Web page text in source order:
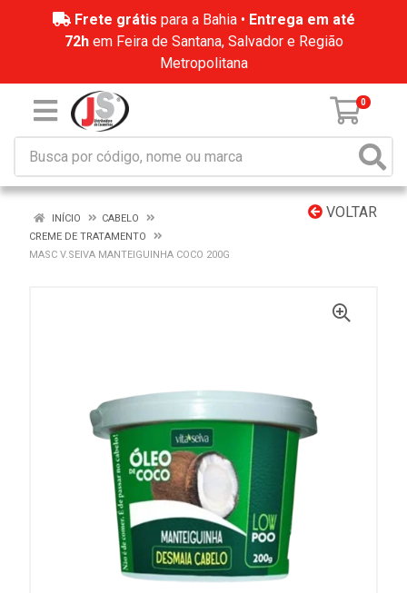
Frete grátis para a Bahia • Entrega em até
72hem Feira de Santana, Salvador e Região
Metropolitana
0
VOLTAR
INÍCIO
CABELO
CREME DE TRATAMENTO
MASC V.SEIVA MANTEIGUINHA COCO 200G